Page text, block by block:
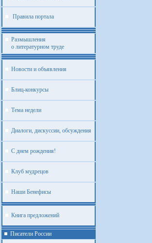
Правила портала
Размышления
о литературном труде
Новости и объявления
Блиц-конкурсы
Тема недели
Диалоги, дискуссии, обсуждения
С днем рождения!
Клуб мудрецов
Наши Бенефисы
Книга предложений
Писатели России